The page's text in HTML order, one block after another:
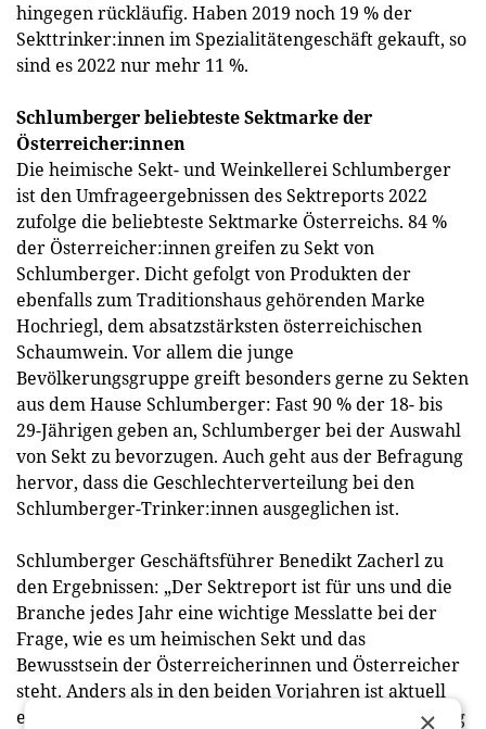
hingegen rückläufig. Haben 2019 noch 19 % der
Sekttrinker:innen im Spezialitätengeschäft gekauft, so
sind es 2022 nur mehr 11 %.
Schlumberger beliebteste Sektmarke der
Österreicher:innen
Die heimische Sekt- und Weinkellerei Schlumberger
ist den Umfrageergebnissen des Sektreports 2022
zufolge die beliebteste Sektmarke Österreichs. 84 %
der Österreicher:innen greifen zu Sekt von
Schlumberger. Dicht gefolgt von Produkten der
ebenfalls zum Traditionshaus gehörenden Marke
Hochriegl, dem absatzstärksten österreichischen
Schaumwein. Vor allem die junge
Bevölkerungsgruppe greift besonders gerne zu Sekten
aus dem Hause Schlumberger: Fast 90 % der 18- bis
29-Jährigen geben an, Schlumberger bei der Auswahl
von Sekt zu bevorzugen. Auch geht aus der Befragung
hervor, dass die Geschlechterverteilung bei den
Schlumberger-Trinker:innen ausgeglichen ist.
Schlumberger Geschäftsführer Benedikt Zacherl zu
den Ergebnissen: „Der Sektreport ist für uns und die
Branche jedes Jahr eine wichtige Messlatte bei der
Frage, wie es um heimischen Sekt und das
Bewusstsein der Österreicherinnen und Österreicher
steht. Anders als in den beiden Vorjahren ist aktuell
ein leises Aufatmen der österreichischen Bevölkerung